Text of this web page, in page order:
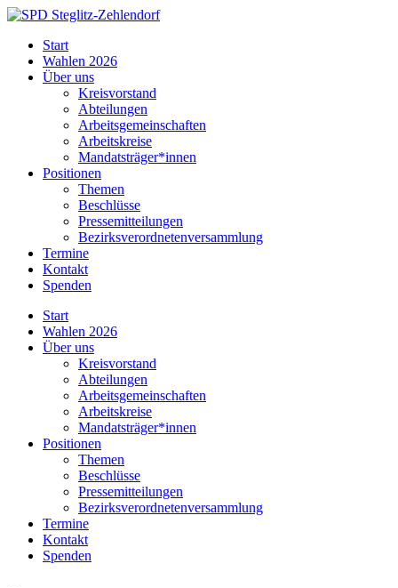
Skip
content
Steglitz-
Zehlendorf
Start
Wahlen 2026
Über uns
Kreisvorstand
Abteilungen
Arbeitsgemeinschaften
Arbeitskreise
Mandatsträger*innen
Positionen
Themen
Beschlüsse
Pressemitteilungen
Bezirksverordnetenversammlung
Termine
Kontakt
Spenden
Start
Wahlen 2026
Über uns
Kreisvorstand
Abteilungen
Arbeitsgemeinschaften
Arbeitskreise
Mandatsträger*innen
Positionen
Themen
Beschlüsse
Pressemitteilungen
Bezirksverordnetenversammlung
Termine
Kontakt
Spenden